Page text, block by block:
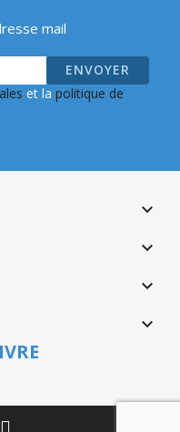
mail
et la politique de



